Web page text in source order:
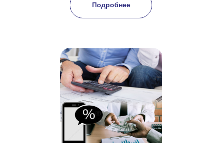
Подробнее